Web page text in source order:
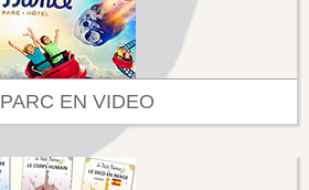
EN VIDEO